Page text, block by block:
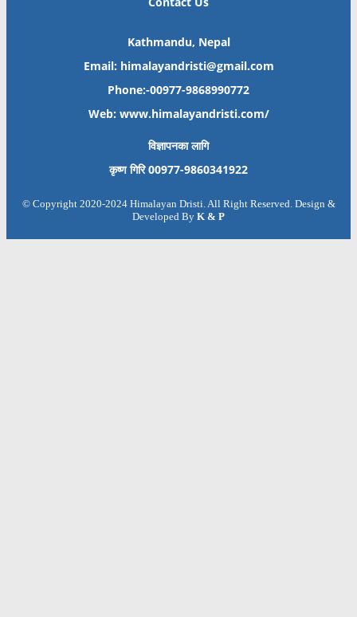
Kathmandu, Nepal
Email: himalayandristi@gmail.com
Phone:-00977-9868990772
Web: www.himalayandristi.com/
विज्ञापनका लागि
कृष्ण गिरि 00977-9860341922
© Copyright 2020-2024 Himalayan Dristi. All Right Reserved. Design &
Developed By K & P